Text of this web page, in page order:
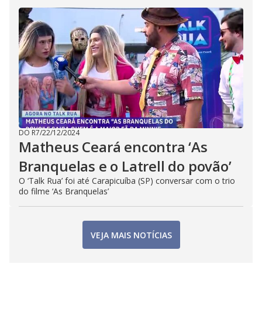
DO R7/22/12/2024
Matheus Ceará encontra ‘As
Branquelas e o Latrell do povão’
O ‘Talk Rua’ foi até Carapicuíba (SP) conversar com o trio
do filme ‘As Branquelas’
VEJA MAIS NOTÍCIAS